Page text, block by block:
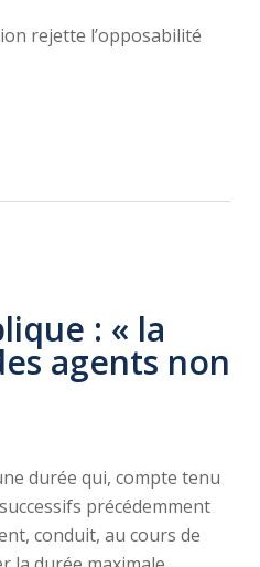
rejette l’opposabilité
: « la
agents non
durée qui, compte tenu
précédemment
conduit, au cours de